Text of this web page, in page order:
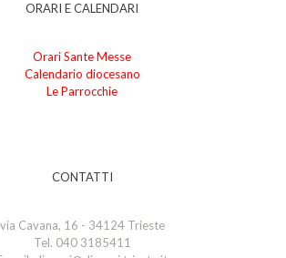
ORARI E CALENDARI
Orari Sante Messe
Calendario diocesano
Le Parrocchie
CONTATTI
via Cavana, 16 - 34124 Trieste
Tel. 040 3185411